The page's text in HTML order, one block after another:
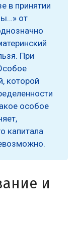
в принятии
от
При
которой
особое
капитала
и